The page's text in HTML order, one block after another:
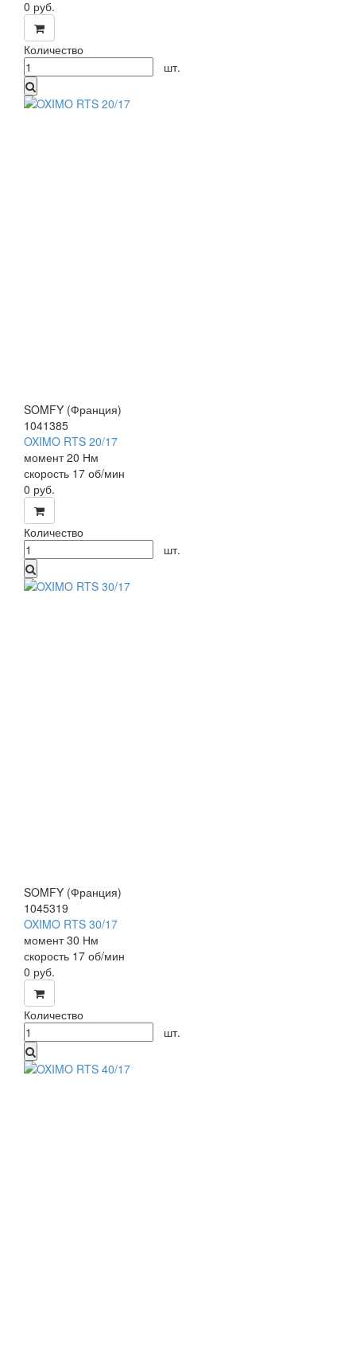
0 руб.
Количество
шт.
SOMFY (Франция)
1041385
OXIMO RTS 20/17
момент 20 Нм
скорость 17 об/мин
0 руб.
Количество
шт.
SOMFY (Франция)
1045319
OXIMO RTS 30/17
момент 30 Нм
скорость 17 об/мин
0 руб.
Количество
шт.